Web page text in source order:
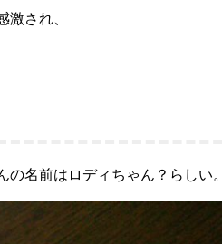
激され、
名前はロディちゃん？らしい。